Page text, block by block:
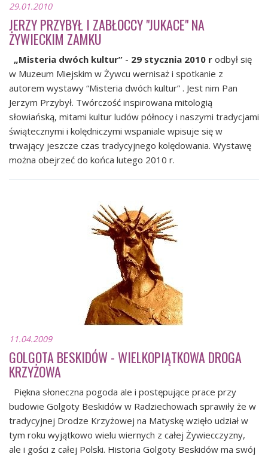
29.01.2010
JERZY PRZYBYŁ I ZABŁOCCY "JUKACE" NA
ŻYWIECKIM ZAMKU
„Misteria dwóch kultur” - 29 stycznia 2010 r odbył się
w Muzeum Miejskim w Żywcu wernisaż i spotkanie z
autorem wystawy “Misteria dwóch kultur” . Jest nim Pan
Jerzym Przybył. Twórczość inspirowana mitologią
słowiańską, mitami kultur ludów północy i naszymi tradycjami
świątecznymi i kolędniczymi wspaniale wpisuje się w
trwający jeszcze czas tradycyjnego kolędowania. Wystawę
można obejrzeć do końca lutego 2010 r.
11.04.2009
GOLGOTA BESKIDÓW - WIELKOPIĄTKOWA DROGA
KRZYŻOWA
Piękna słoneczna pogoda ale i postępujące prace przy
budowie Golgoty Beskidów w Radziechowach sprawiły że w
tradycyjnej Drodze Krzyżowej na Matyskę wzięło udział w
tym roku wyjątkowo wielu wiernych z całej Żywiecczyzny,
ale i gości z całej Polski. Historia Golgoty Beskidów ma swój